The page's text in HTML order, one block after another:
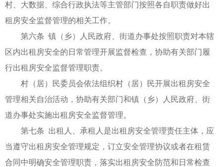
村、大数据、综合行政执法等主管部门按照各自职责做好出
租房安全监督管理的相关工作。
第六条 镇（乡）人民政府、街道办事处按照职责对本辖
区内出租房安全的日常管理开展监督检查，协助有关部门履
行出租房安全监督管理职责。
村（居）民委员会依法组织村（居）民开展出租房安全
管理相关自治活动，协助有关部门和镇（乡）人民政府、街
道办事处实施出租房安全监督管理。
第七条 出租人、承租人是出租房安全管理责任主体，应
当遵守出租房安全管理规定，订立安全管理协议或者在租赁
合同中明确安全管理职责，落实出租房安全防范和日常检查